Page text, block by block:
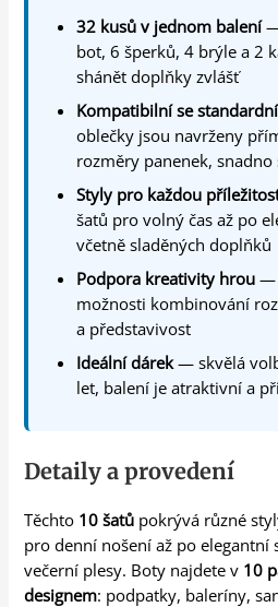
32 kusů v jednom balení—
bot, 6 šperků, 4 brýle a 2
shánět doplňky zvlášť
Kompatibilní se
oblečky jsou navrženy
rozměry panenek,
Styly pro každou
šatů pro volný čas až po
včetně sladěných doplňků
Podpora kreativity hrou —
možnosti kombinování
a představivost
Ideální dárek— skvělá
let, balení je atraktivní a
Detaily a provedení
Těchto 10 šatů pokrývá různé
pro denní nošení až po
večerní plesy. Boty najdete v 10
designem: podpatky, baleríny,